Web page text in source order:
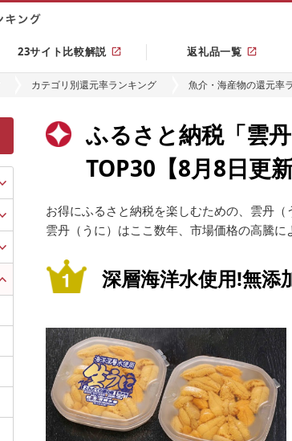
23サイト比較解説 返礼品一覧
カテゴリ別還元率ランキング 魚介・海産物の還元率
ふるさと納税「雲
TOP30【8月8日更新
お得にふるさと納税を楽しむための、雲丹
雲丹（うに）はここ数年、市場価格の高騰
深層海洋水使用!無添